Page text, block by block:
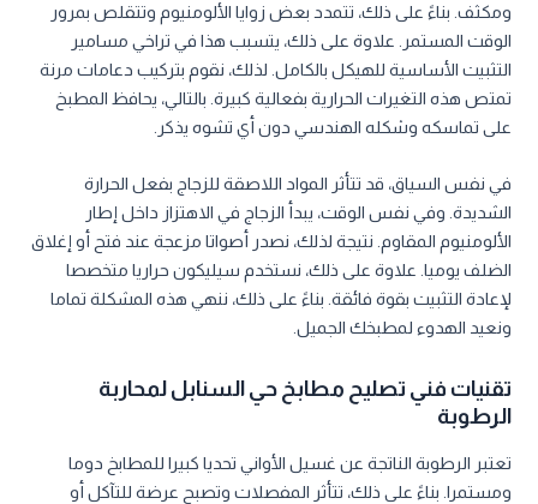
ومكثف. بناءً على ذلك، تتمدد بعض زوايا الألومنيوم وتتقلص بمرور
الوقت المستمر. علاوة على ذلك، يتسبب هذا في تراخي مسامير
التثبيت الأساسية للهيكل بالكامل. لذلك، نقوم بتركيب دعامات مرنة
تمتص هذه التغيرات الحرارية بفعالية كبيرة. بالتالي، يحافظ المطبخ
على تماسكه وشكله الهندسي دون أي تشوه يذكر.
في نفس السياق، قد تتأثر المواد اللاصقة للزجاج بفعل الحرارة
الشديدة. وفي نفس الوقت، يبدأ الزجاج في الاهتزاز داخل إطار
الألومنيوم المقاوم. نتيجة لذلك، نصدر أصواتا مزعجة عند فتح أو إغلاق
الضلف يوميا. علاوة على ذلك، نستخدم سيليكون حراريا متخصصا
لإعادة التثبيت بقوة فائقة. بناءً على ذلك، ننهي هذه المشكلة تماما
ونعيد الهدوء لمطبخك الجميل.
تقنيات فني تصليح مطابخ حي السنابل لمحاربة
الرطوبة
تعتبر الرطوبة الناتجة عن غسيل الأواني تحديا كبيرا للمطابخ دوما
ومستمرا. بناءً على ذلك، تتأثر المفصلات وتصبح عرضة للتآكل أو